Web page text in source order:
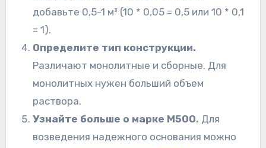
добавьте 0,5-1 м³ (10 * 0,05 = 0,5 или 10 * 0,1
= 1).
Определите тип конструкции.
Различают монолитные и сборные. Для
монолитных нужен больший объем
раствора.
Узнайте больше о марке М500. Для
возведения надежного основания можно